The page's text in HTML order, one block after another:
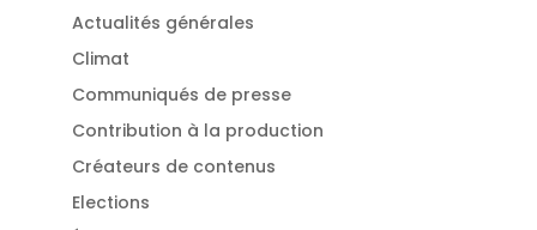
Actualités générales
Climat
Communiqués de presse
Contribution à la production
Créateurs de contenus
Elections